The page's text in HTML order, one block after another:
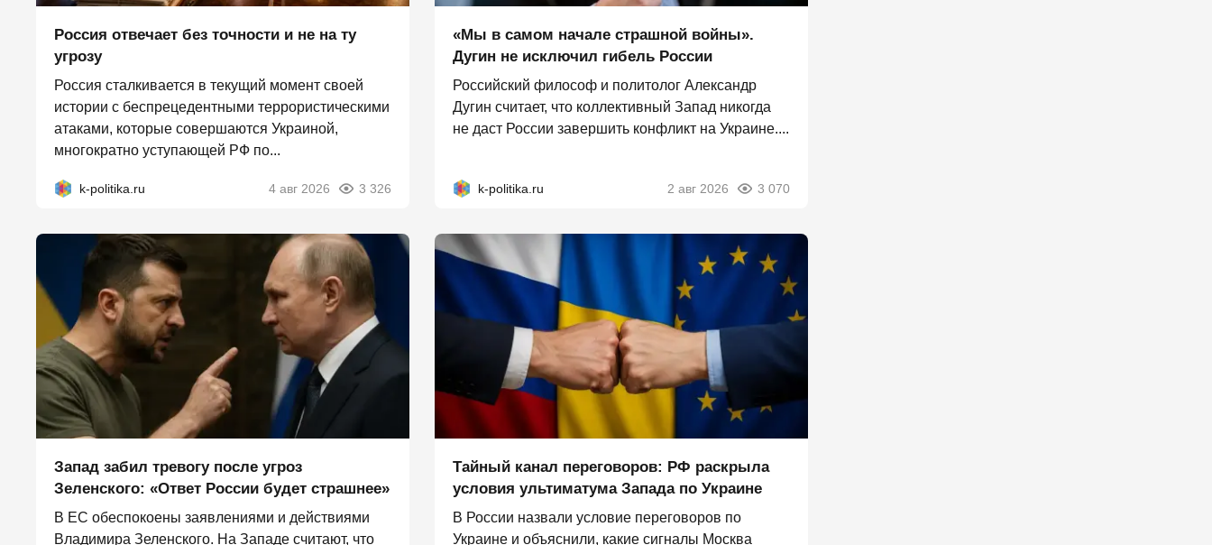
Россия отвечает без точности и не на ту
угрозу
Россия сталкивается в текущий момент своей
истории с беспрецедентными террористическими
атаками, которые совершаются Украиной,
многократно уступающей РФ по...
k-politika.ru 4 авг 2026 3 326
«Мы в самом начале страшной войны».
Дугин не исключил гибель России
Российский философ и политолог Александр
Дугин считает, что коллективный Запад никогда
не даст России завершить конфликт на Украине....
k-politika.ru 2 авг 2026 3 070
Запад забил тревогу после угроз
Зеленского: «Ответ России будет страшнее»
В ЕС обеспокоены заявлениями и действиями
Владимира Зеленского. На Западе считают, что
Тайный канал переговоров: РФ раскрыла
условия ультиматума Запада по Украине
В России назвали условие переговоров по
Украине и объяснили, какие сигналы Москва